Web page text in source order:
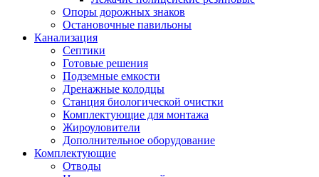
Опоры дорожных знаков
Остановочные павильоны
Канализация
Септики
Готовые решения
Подземные емкости
Дренажные колодцы
Станция биологической очистки
Комплектующие для монтажа
Жироуловители
Дополнительное оборудование
Комплектующие
Отводы